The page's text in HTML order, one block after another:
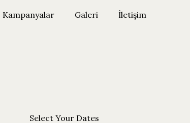
Kampanyalar Galeri İletişim
Select Your Dates